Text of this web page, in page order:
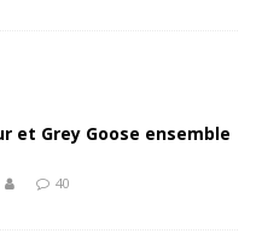
et Grey Goose ensemble
40